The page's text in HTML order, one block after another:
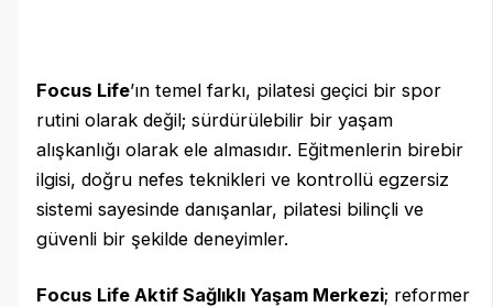
Focus Life’ın temel farkı, pilatesi geçici bir spor
rutini olarak değil; sürdürülebilir bir yaşam
alışkanlığı olarak ele almasıdır. Eğitmenlerin birebir
ilgisi, doğru nefes teknikleri ve kontrollü egzersiz
sistemi sayesinde danışanlar, pilatesi bilinçli ve
güvenli bir şekilde deneyimler.
Focus Life Aktif Sağlıklı Yaşam Merkezi; reformer